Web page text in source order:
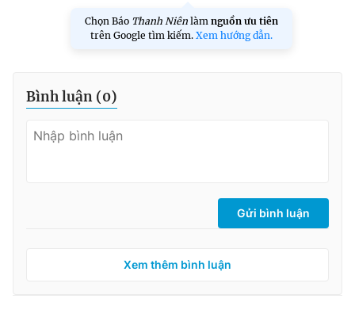
Chọn Báo Thanh Niên làm nguồn ưu tiên
trên Google tìm kiếm. Xem hướng dẫn.
Bình luận (0)
Gửi bình luận
Xem thêm bình luận